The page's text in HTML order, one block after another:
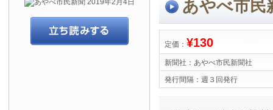
あやべ市民
定価： ¥130
新聞社： あやべ市民新聞社
発行間隔： 週３回発行